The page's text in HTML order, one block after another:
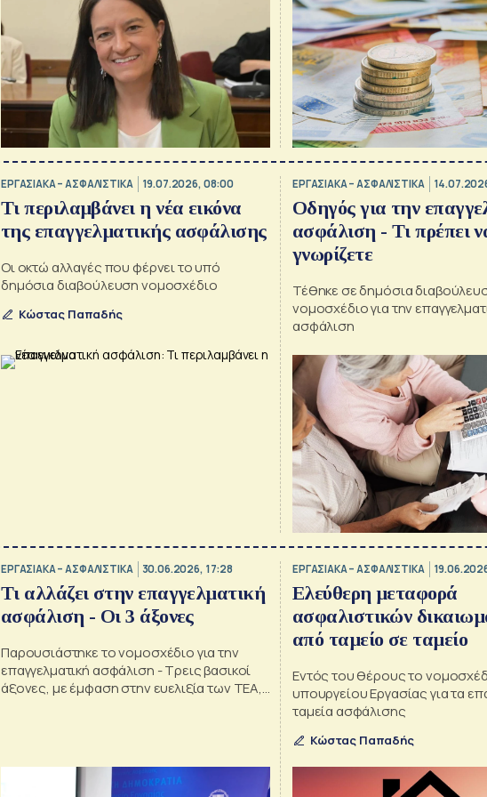
ΕΡΓΑΣΙΑΚΑ – ΑΣΦΑΛΙΣΤΙΚΑ 19.07.2026, 08:00
Τι περιλαμβάνει η νέα εικόνα
της επαγγελματικής ασφάλισης
Οι οκτώ αλλαγές που φέρνει το υπό
δημόσια διαβούλευση νομοσχέδιο
Κώστας Παπαδής
ΕΡΓΑΣΙΑΚΑ – ΑΣΦΑΛΙΣΤΙΚΑ
Οδηγός για την
ασφάλιση - Τι πρέπει
γνωρίζετε
Τέθηκε σε δημόσια
νομοσχέδιο για την
ασφάλιση
ΕΡΓΑΣΙΑΚΑ – ΑΣΦΑΛΙΣΤΙΚΑ 30.06.2026, 17:28
Τι αλλάζει στην επαγγελματική
ασφάλιση - Οι 3 άξονες
Παρουσιάστηκε το νομοσχέδιο για την
επαγγελματική ασφάλιση - Τρεις βασικοί
άξονες, με έμφαση στην ευελιξία των ΤΕΑ,
ΕΡΓΑΣΙΑΚΑ – ΑΣΦΑΛΙΣΤΙΚΑ
Ελεύθερη μεταφορά
ασφαλιστικών
από ταμείο σε ταμείο
Εντός του θέρους το
υπουργείου Εργασίας για τα
ταμεία ασφάλισης
Κώστας Παπαδής